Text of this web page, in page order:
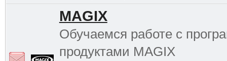
MAGIX
Обучаемся работе с
продуктами MAGIX